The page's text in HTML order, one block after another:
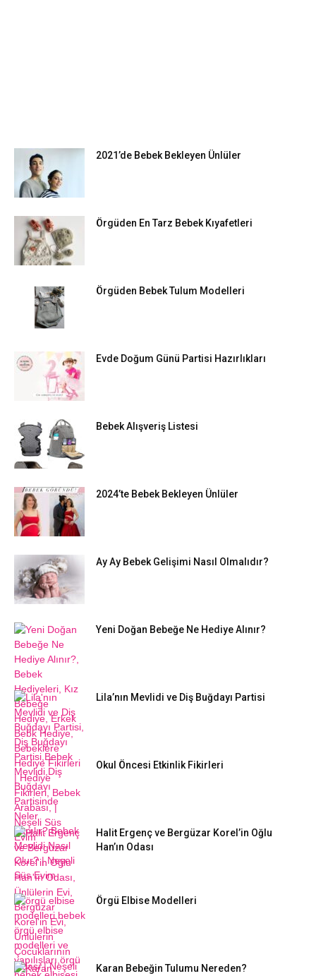
2021’de Bebek Bekleyen Ünlüler
Örgüden En Tarz Bebek Kıyafetleri
Örgüden Bebek Tulum Modelleri
Evde Doğum Günü Partisi Hazırlıkları
Bebek Alışveriş Listesi
2024’te Bebek Bekleyen Ünlüler
Ay Ay Bebek Gelişimi Nasıl Olmalıdır?
Yeni Doğan Bebeğe Ne Hediye Alınır?
Lila’nın Mevlidi ve Diş Buğdayı Partisi
Okul Öncesi Etkinlik Fikirleri
Halit Ergenç ve Bergüzar Korel’in Oğlu
Han’ın Odası
Örgü Elbise Modelleri
Karan Bebeğin Tulumu Nereden?